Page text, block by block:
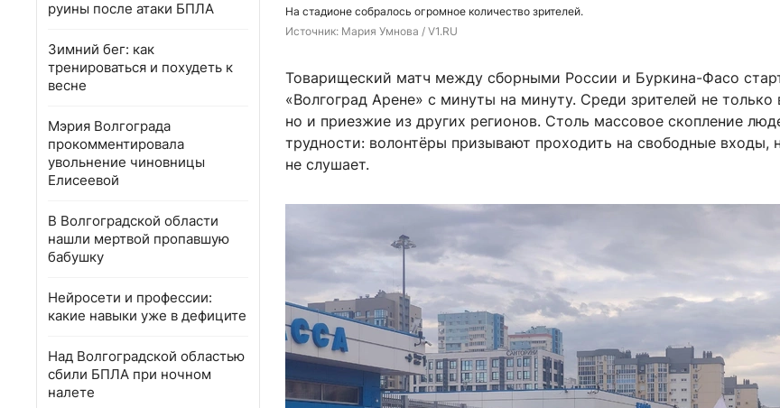
руины после атаки БПЛА
Зимний бег: как
тренироваться и похудеть к
весне
Мэрия Волгограда
прокомментировала
увольнение чиновницы
Елисеевой
В Волгоградской области
нашли мертвой пропавшую
бабушку
Нейросети и профессии:
какие навыки уже в дефиците
Над Волгоградской областью
сбили БПЛА при ночном
налете
На стадионе собралось огромное количество зрителей.
Источник: Мария Умнова / V1.RU
Товарищеский матч между сборными России и Буркина-Фасо
«Волгоград Арене» с минуты на минуту. Среди зрителей не только
но и приезжие из других регионов. Столь массовое скопление
трудности: волонтёры призывают проходить на свободные входы,
не слушает.